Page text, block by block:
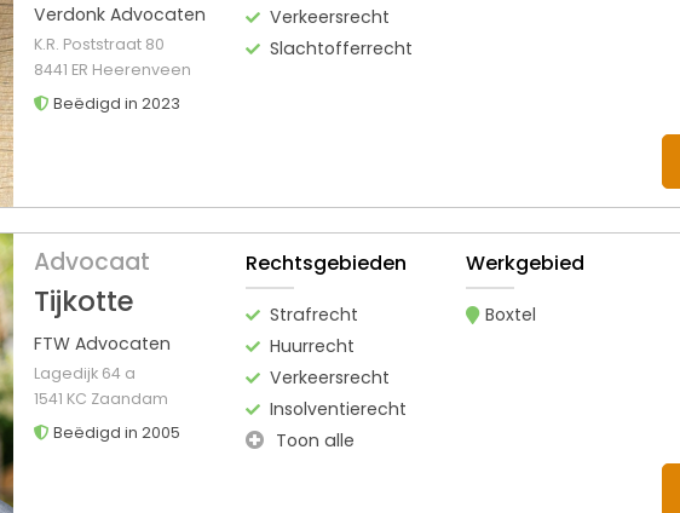
Verdonk Advocaten
K.R. Poststraat 80
8441 ER Heerenveen
Beëdigd in 2023
Verkeersrecht
Slachtofferrecht
Advocaat
Tijkotte
FTW Advocaten
Lagedijk 64 a
1541 KC Zaandam
Beëdigd in 2005
Rechtsgebieden
Strafrecht
Huurrecht
Verkeersrecht
Insolventierecht
Toon alle
Werkgebied
Boxtel